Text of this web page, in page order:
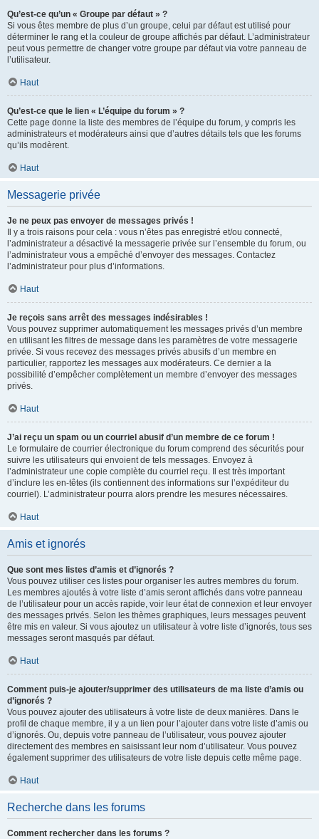
Qu’est-ce qu’un « Groupe par défaut » ?
Si vous êtes membre de plus d’un groupe, celui par défaut est utilisé pour
déterminer le rang et la couleur de groupe affichés par défaut. L’administrateur
peut vous permettre de changer votre groupe par défaut via votre panneau de
l’utilisateur.
Haut
Qu’est-ce que le lien « L’équipe du forum » ?
Cette page donne la liste des membres de l’équipe du forum, y compris les
administrateurs et modérateurs ainsi que d’autres détails tels que les forums
qu’ils modèrent.
Haut
Messagerie privée
Je ne peux pas envoyer de messages privés !
Il y a trois raisons pour cela : vous n’êtes pas enregistré et/ou connecté,
l’administrateur a désactivé la messagerie privée sur l’ensemble du forum, ou
l’administrateur vous a empêché d’envoyer des messages. Contactez
l’administrateur pour plus d’informations.
Haut
Je reçois sans arrêt des messages indésirables !
Vous pouvez supprimer automatiquement les messages privés d’un membre
en utilisant les filtres de message dans les paramètres de votre messagerie
privée. Si vous recevez des messages privés abusifs d’un membre en
particulier, rapportez les messages aux modérateurs. Ce dernier a la
possibilité d’empêcher complètement un membre d’envoyer des messages
privés.
Haut
J’ai reçu un spam ou un courriel abusif d’un membre de ce forum !
Le formulaire de courrier électronique du forum comprend des sécurités pour
suivre les utilisateurs qui envoient de tels messages. Envoyez à
l’administrateur une copie complète du courriel reçu. Il est très important
d’inclure les en-têtes (ils contiennent des informations sur l’expéditeur du
courriel). L’administrateur pourra alors prendre les mesures nécessaires.
Haut
Amis et ignorés
Que sont mes listes d’amis et d’ignorés ?
Vous pouvez utiliser ces listes pour organiser les autres membres du forum.
Les membres ajoutés à votre liste d’amis seront affichés dans votre panneau
de l’utilisateur pour un accès rapide, voir leur état de connexion et leur envoyer
des messages privés. Selon les thèmes graphiques, leurs messages peuvent
être mis en valeur. Si vous ajoutez un utilisateur à votre liste d’ignorés, tous ses
messages seront masqués par défaut.
Haut
Comment puis-je ajouter/supprimer des utilisateurs de ma liste d’amis ou
d’ignorés ?
Vous pouvez ajouter des utilisateurs à votre liste de deux manières. Dans le
profil de chaque membre, il y a un lien pour l’ajouter dans votre liste d’amis ou
d’ignorés. Ou, depuis votre panneau de l’utilisateur, vous pouvez ajouter
directement des membres en saisissant leur nom d’utilisateur. Vous pouvez
également supprimer des utilisateurs de votre liste depuis cette même page.
Haut
Recherche dans les forums
Comment rechercher dans les forums ?